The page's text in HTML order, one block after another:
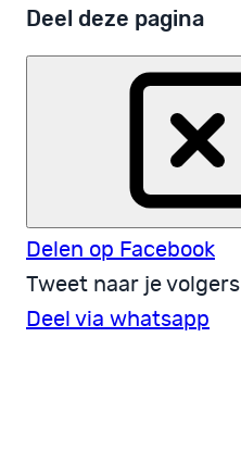
Deel deze pagina
Delen op Facebook
Tweet naar je volgers
Deel via whatsapp